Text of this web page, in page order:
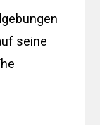
seine